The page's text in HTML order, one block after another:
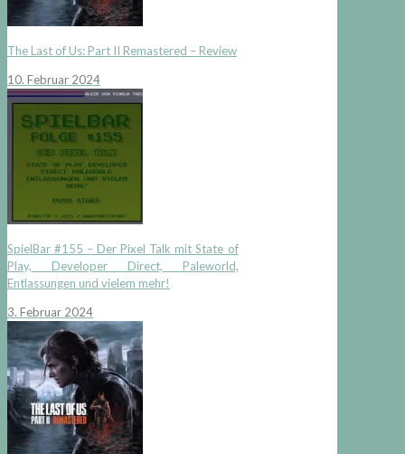
The Last of Us: Part II Remastered – Review
10. Februar 2024
SpielBar #155 – Der Pixel Talk mit State of
Play, Developer Direct, Paleworld,
Entlassungen und vielem mehr!
3. Februar 2024